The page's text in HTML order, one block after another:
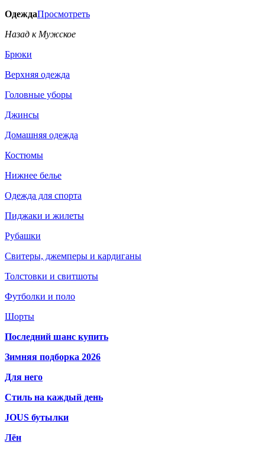
ОдеждаПросмотреть
Назад к Мужское
Брюки
Верхняя одежда
Головные уборы
Джинсы
Домашняя одежда
Костюмы
Нижнее белье
Одежда для спорта
Пиджаки и жилеты
Рубашки
Свитеры, джемперы и кардиганы
Толстовки и свитшоты
Футболки и поло
Шорты
Последний шанс купить
Зимняя подборка 2026
Для него
Стиль на каждый день
JOUS бутылки
Лён